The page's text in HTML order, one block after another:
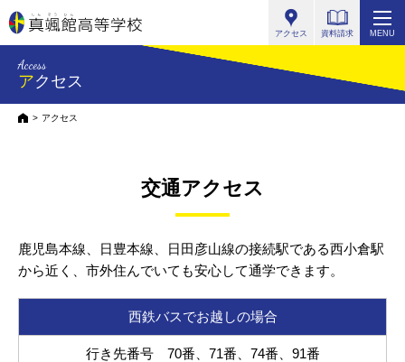
アクセス 資料請求 MENU
Access
アクセス
HOMEアクセス
交通アクセス
鹿児島本線、日豊本線、日田彦山線の接続駅である西小倉駅
から近く、 市外住んでいても安心して通学できます。
西鉄バスでお越しの場合
行き先番号 70番、71番、74番、91番